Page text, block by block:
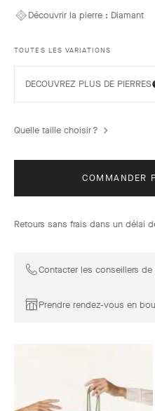
de matières et de couleurs.
suisse.
Découvrir la pierre : Diamant
TOUTES LES VARIATIONS
DECOUVREZ PLUS DE PIERRES
Quelle taille choisir ?
COMMANDER
Retours sans frais dans un délai
Contacter les conseillers
Prendre rendez-vous en